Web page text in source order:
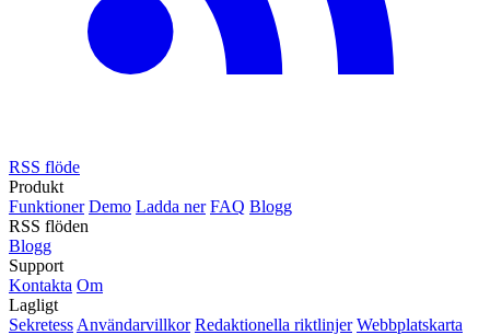
RSS flöde
Produkt
Funktioner Demo Ladda ner FAQ Blogg
RSS flöden
Blogg
Support
Kontakta Om
Lagligt
Sekretess Användarvillkor Redaktionella riktlinjer Webbplatskarta